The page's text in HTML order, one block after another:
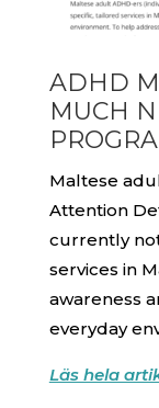
ADHD
MUCH
Maltese
Attention
currently
services in
awareness
everyday
Läs hela